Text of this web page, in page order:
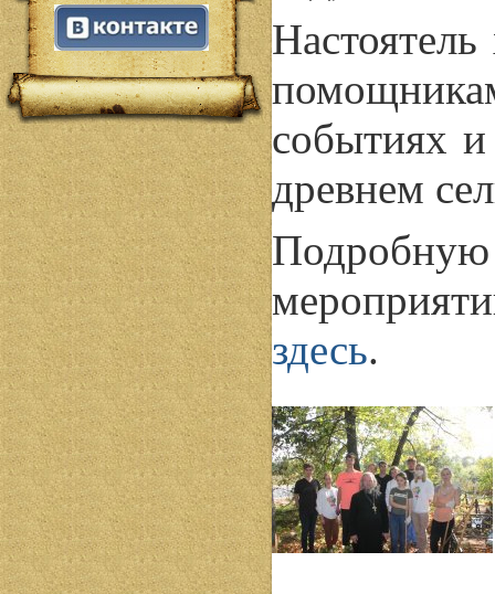
событиях
древнем
здесь.